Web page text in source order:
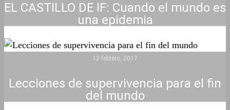
EL CASTILLO DE IF: Cuando el mundo es
una epidemia
12 febrero, 2017
Lecciones de supervivencia para el fin
del mundo